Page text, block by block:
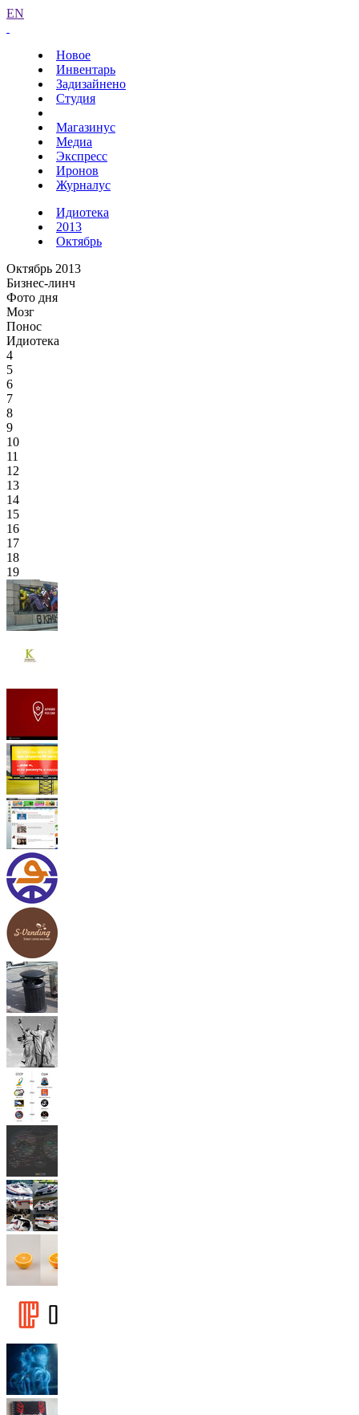
EN
Новое
Инвентарь
Задизайнено
Студия
Магазинус
Медиа
Экспресс
Иронов
Журналус
Идиотека
2013
Октябрь
Октябрь 2013
Бизнес-линч
Фото дня
Мозг
Понос
Идиотека
4
5
6
7
8
9
10
11
12
13
14
15
16
17
18
19